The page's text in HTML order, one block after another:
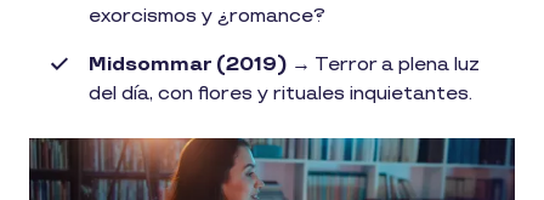
exorcismos y ¿romance?
Midsommar (2019) → Terror a plena luz
del día, con flores y rituales inquietantes.